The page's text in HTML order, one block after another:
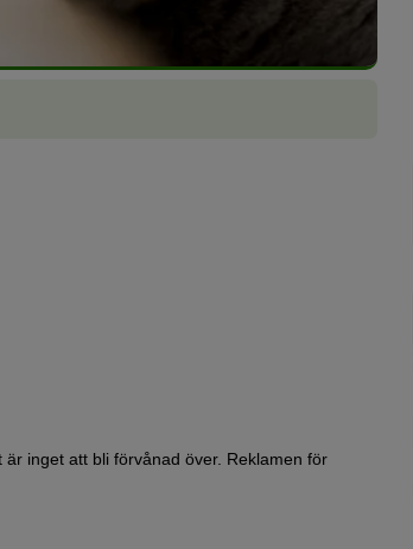
inget att bli förvånad över. Reklamen för